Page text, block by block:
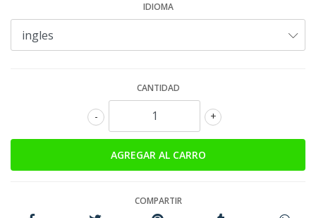
IDIOMA
CANTIDAD
+
-
COMPARTIR